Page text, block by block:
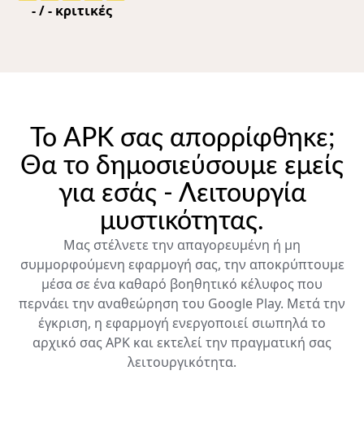
-/- κριτικές
Το APK σας απορρίφθηκε;
Θα το δημοσιεύσουμε εμείς
για εσάς - Λειτουργία
μυστικότητας.
Μας στέλνετε την απαγορευμένη ή μη
συμμορφούμενη εφαρμογή σας, την αποκρύπτουμε
μέσα σε ένα καθαρό βοηθητικό κέλυφος που
περνάει την αναθεώρηση του Google Play. Μετά την
έγκριση, η εφαρμογή ενεργοποιεί σιωπηλά το
αρχικό σας APK και εκτελεί την πραγματική σας
λειτουργικότητα.